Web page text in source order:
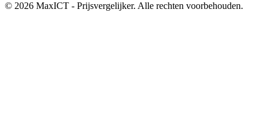
© 2026 MaxICT - Prijsvergelijker. Alle rechten voorbehouden.